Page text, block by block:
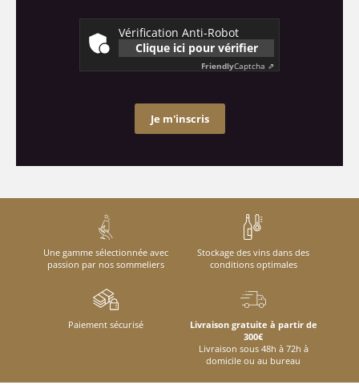
Vérification Anti-Robot
Clique ici pour vérifier
FriendlyCaptcha ⇗
Je m'inscris
Une gamme sélectionnée avec
passion par nos sommeliers
Stockage des vins dans des
conditions optimales
Paiement sécurisé
Livraison gratuite à partir de
300€
Livraison sous 48h à 72h à
domicile ou au bureau